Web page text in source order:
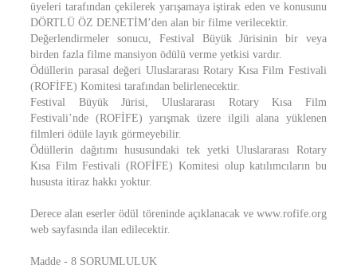
üyeleri tarafından çekilerek yarışamaya iştirak eden ve konusunu
DÖRTLÜ ÖZ DENETİM’den alan bir filme verilecektir.
Değerlendirmeler sonucu, Festival Büyük Jürisinin bir veya
birden fazla filme mansiyon ödülü verme yetkisi vardır.
Ödüllerin parasal değeri Uluslararası Rotary Kısa Film Festivali
(ROFİFE) Komitesi tarafından belirlenecektir.
Festival Büyük Jürisi, Uluslararası Rotary Kısa Film
Festivali’nde (ROFİFE) yarışmak üzere ilgili alana yüklenen
filmleri ödüle layık görmeyebilir.
Ödüllerin dağıtımı hususundaki tek yetki Uluslararası Rotary
Kısa Film Festivali (ROFİFE) Komitesi olup katılımcıların bu
hususta itiraz hakkı yoktur.
Derece alan eserler ödül töreninde açıklanacak ve www.rofife.org
web sayfasında ilan edilecektir.
Madde - 8 SORUMLULUK